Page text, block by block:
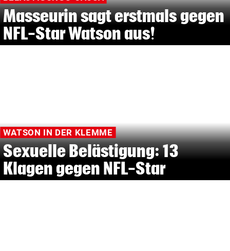
Masseurin sagt erstmals gegen
NFL-Star Watson aus!
WATSON IN DER KLEMME
Sexuelle Belästigung: 13
Klagen gegen NFL-Star